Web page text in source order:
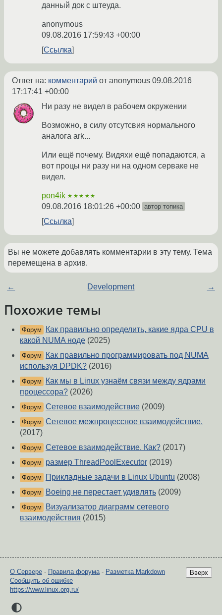
данный док с штеуда.
anonymous
09.08.2016 17:59:43 +00:00
Ссылка
Ответ на: комментарий от anonymous 09.08.2016
17:17:41 +00:00
Ни разу не видел в рабочем окружении
Возможно, в силу отсутсвия нормального
аналога ark...
Или ещё почему. Видяхи ещё попадаются, а
вот процы ни разу ни на одном серваке не
видел.
pon4ik ★★★★★
09.08.2016 18:01:26 +00:00 автор топика
Ссылка
Вы не можете добавлять комментарии в эту тему. Тема
перемещена в архив.
← Development →
Похожие темы
Форум
Как правильно определить, какие ядра CPU в
какой NUMA ноде (2025)
Форум
Как правильно программировать под NUMA
используя DPDK? (2016)
Форум
Как мы в Linux узнаём связи между ядрами
процессора? (2026)
Форум Сетевое взаимодействие (2009)
Форум Сетевое межпроцессное взаимодействие.
(2017)
Форум Сетевое взаимодействие. Как? (2017)
Форум размер ThreadPoolExecutor (2019)
Форум Прикладные задачи в Linux Ubuntu (2008)
Форум Boeing не перестает удивлять (2009)
Форум
Визуализатор диаграмм сетевого
взаимодействия (2015)
Вверх
О Сервере - Правила форума- Разметка Markdown
Сообщить об ошибке
https://www.linux.org.ru/